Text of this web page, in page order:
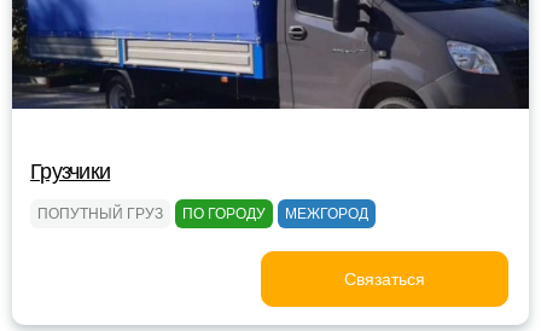
Грузчики
ПОПУТНЫЙ ГРУЗ ПО ГОРОДУ МЕЖГОРОД
Связаться